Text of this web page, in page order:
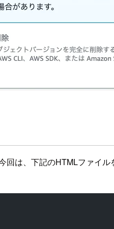
は、下記のHTMLファイ